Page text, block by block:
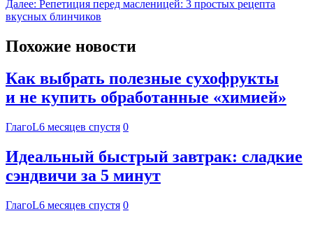
Далее: Репетиция перед масленицей: 3 простых рецепта
вкусных блинчиков
Похожие новости
Как выбрать полезные сухофрукты
и не купить обработанные «химией»
ГлагоL6 месяцев спустя 0
Идеальный быстрый завтрак: сладкие
сэндвичи за 5 минут
ГлагоL6 месяцев спустя 0